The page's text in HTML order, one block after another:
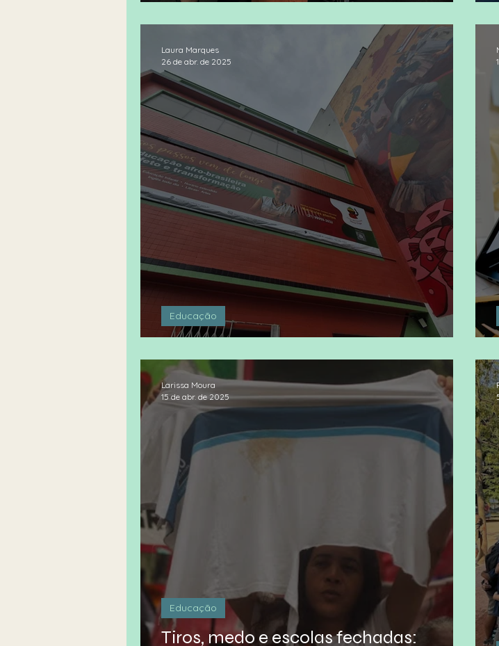
Educação
Laura Marques
26 de abr. de 2025
Tiros, medo e escolas fechadas:
Educação
Larissa Moura
15 de abr. de 2025